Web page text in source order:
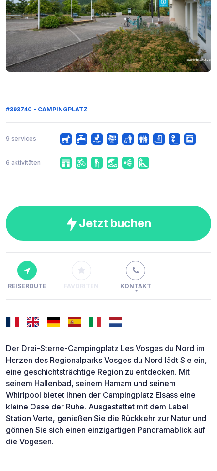
#393740 - CAMPINGPLATZ
9 services
6 aktivitäten
Jetzt buchen
REISEROUTE FAVORITEN KONTAKT
Der Drei-Sterne-Campingplatz Les Vosges du Nord im
Herzen des Regionalparks Vosges du Nord lädt Sie ein,
eine geschichtsträchtige Region zu entdecken. Mit
seinem Hallenbad, seinem Hamam und seinem
Whirlpool bietet Ihnen der Campingplatz Elsass eine
kleine Oase der Ruhe. Ausgestattet mit dem Label
Station Verte, genießen Sie die Rückkehr zur Natur und
gönnen Sie sich einen einzigartigen Panoramablick auf
die Vogesen.